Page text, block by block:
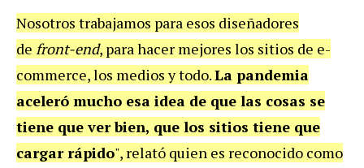
Nosotros trabajamos para esos diseñadores
de front-end, para hacer mejores los sitios de e-
commerce, los medios y todo.La pandemia
aceleró mucho esa idea de que las cosas se
tiene que ver bien, que los sitios tiene que
cargar rápido", relató quien es reconocido como